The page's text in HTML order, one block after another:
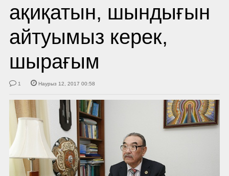
ақиқатын, шындығын
айтуымыз керек,
шырағым
1 Наурыз 12, 2017 00:58